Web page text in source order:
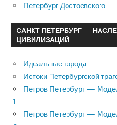
Петербург Достоевского
САНКТ ПЕТЕРБУРГ —
ЦИВИЛИЗАЦИЙ
Идеальные города
Истоки Петербургской
Петров Петербург —
1
Петров Петербург —